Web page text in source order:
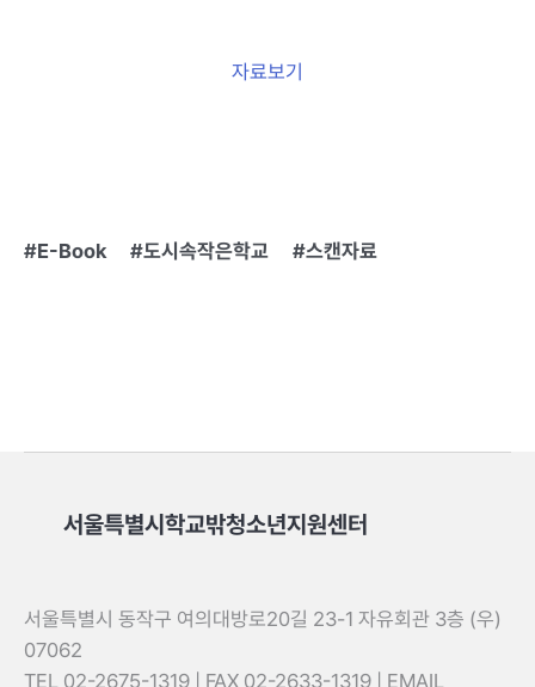
자료보기
E-Book 도시속작은학교 스캔자료
서울특별시학교밖청소년지원센터
서울특별시 동작구 여의대방로20길 23-1 자유회관 3층 (우)
07062
TEL 02-2675-1319 | FAX 02-2633-1319 | EMAIL